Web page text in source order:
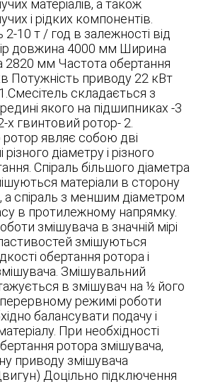
матеріалів, а також
і рідких компонентів.
10 т / год в залежності від
довжина 4000 мм Ширина
мм Частота обертання
Потужність приводу 22 кВт
складається з
якого на підшипниках -3
гвинтовий ротор- 2.
являє собою дві
різного діаметру і різного
Спіраль більшого діаметра
матеріали в сторону
а спіраль з меншим діаметром
в протилежному напрямку.
змішувача в значній мірі
змішуються
обертання ротора і
Змішувальний
в змішувач на ½ його
режимі роботи
балансувати подачу і
При необхідності
ротора змішувача,
приводу змішувача
Доцільно підключення